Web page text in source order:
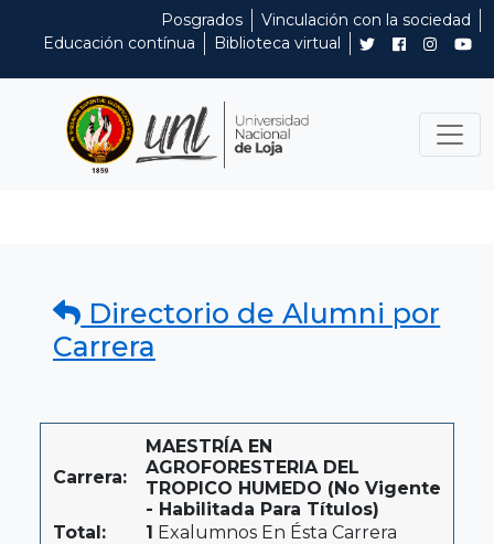
Posgrados
Vinculación con la sociedad
Educación contínua
Biblioteca virtual
Directorio de Alumni por
Carrera
Carrera:
MAESTRÍA EN
AGROFORESTERIA DEL
TROPICO HUMEDO (No Vigente
- Habilitada Para Títulos)
Total:
1 Exalumnos En Ésta Carrera